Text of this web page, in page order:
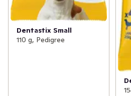
Dentastix Small
110 g, Pedigree